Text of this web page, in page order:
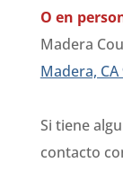
O en
Madera
Madera, CA
Si tiene
contacto